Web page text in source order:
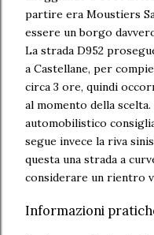
partire era Moustiers
essere un borgo
La strada D952
a Castellane, per
circa 3 ore, quindi
al momento della
automobilistico
segue invece la riva
questa una strada a
considerare un rientro
Informazioni